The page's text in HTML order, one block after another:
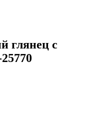
глянец с